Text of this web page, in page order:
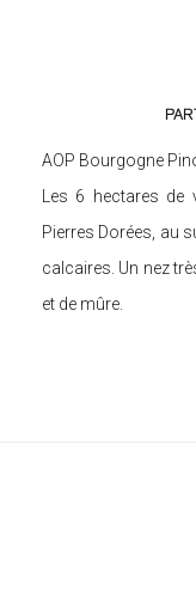
AOP Bourgogne
Les 6 hectares de
Pierres Dorées, au
calcaires. Un nez
et de mûre.